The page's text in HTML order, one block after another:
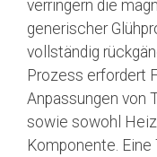
verringern die
generischer
vollständig
Prozess erfordert
Anpassungen von
sowie sowohl
Komponente.